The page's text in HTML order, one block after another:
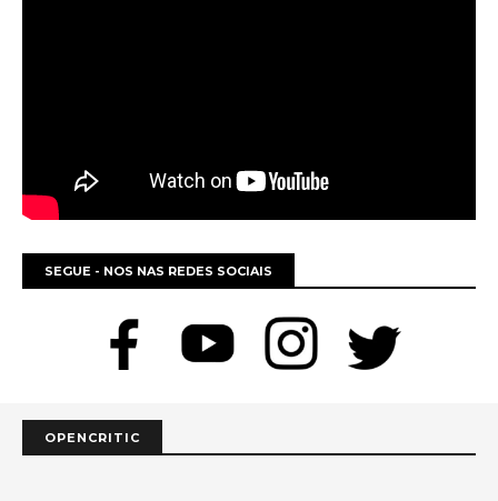
SEGUE - NOS NAS REDES SOCIAIS
OPENCRITIC